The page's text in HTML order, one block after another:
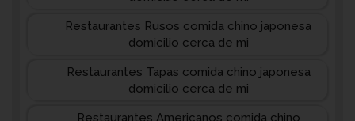
Restaurantes Rusos comida chino japonesa
domicilio cerca de mi
Restaurantes Tapas comida chino japonesa
domicilio cerca de mi
Restaurantes Americanos comida chino